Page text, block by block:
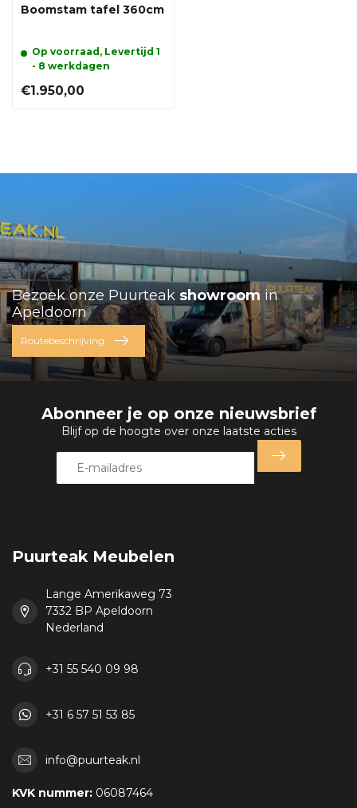
Boomstam tafel 360cm
Op voorraad, Levertijd 1
- 8 werkdagen
€1.950,00
Bezoek onze Puurteak showroom in
Apeldoorn
Routebeschrijving
Abonneer je op onze nieuwsbrief
Blijf op de hoogte over onze laatste acties
Puurteak Meubelen
Lange Amerikaweg 73
7332 BP Apeldoorn
Nederland
+31 55 540 09 98
+31 6 57 51 53 85
info@puurteak.nl
KVK nummer: 06087464